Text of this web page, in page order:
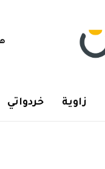
زاوية خردواتي